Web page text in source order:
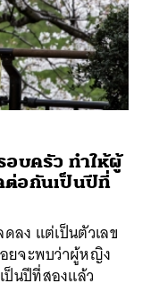
อบครัว ทำให้ผู้
อกันเป็นปีที่
ลง แต่เป็นตัวเลข
ยจะพบว่าผู้หญิง
นปีที่สองแล้ว